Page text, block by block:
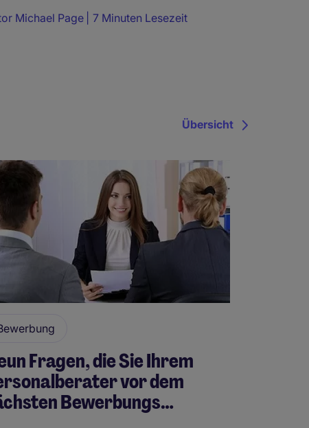
Michael Page 7 Minuten Lesezeit
Fragen, die Sie Ihrem
vor dem
Bewerbungs…
Übersicht